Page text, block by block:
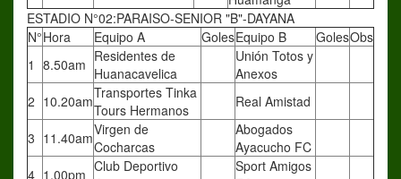
ESTADIO N°02:PARAISO-SENIOR "B"-DAYANA
N°Hora Equipo A GolesEquipo B GolesObs
1 8.50am Residentes de
Huanacavelica
Unión Totos y
Anexos
2 10.20amTransportes Tinka
Tours Hermanos
Real Amistad
3 11.40amVirgen de
Cocharcas
Abogados
Ayacucho FC
4 1.00pm Club Deportivo
Sport Amigos